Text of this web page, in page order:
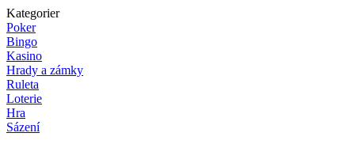
Kategorier
Poker
Bingo
Kasino
Hrady a zámky
Ruleta
Loterie
Hra
Sázení